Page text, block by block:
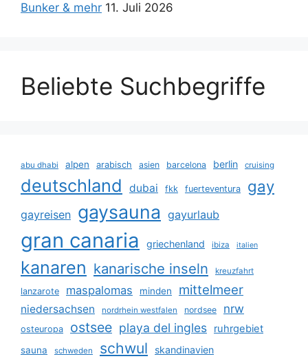
Bunker & mehr 11. Juli 2026
Beliebte Suchbegriffe
abu dhabi alpen arabisch asien barcelona berlin cruising
deutschland dubai fkk fuerteventura gay
gayreisen gaysauna gayurlaub
gran canaria griechenland ibiza italien
kanaren kanarische inseln kreuzfahrt
lanzarote maspalomas minden mittelmeer
niedersachsen nordrhein westfalen nordsee nrw
osteuropa ostsee playa del ingles ruhrgebiet
sauna schweden schwul skandinavien